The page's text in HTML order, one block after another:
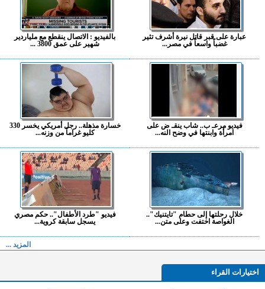
عبارة على قبر قاتل نيرة أشرف تثير
غضباً واسعاً في مصر...
بالفيديو : الاتصال ينقطع مع ملياردير
شهير على عمق 3800 ...
فيديو مرعـ ب.. شاب ينقـ ض على
امرأة وابنتها في وضح النه...
خسارة مذهلة.. رجل أمريكي يخسر 330
كليو غراماً من وزنه...
خلال رحلتها إلى حطام "تايتنيك"..
الغواصة اختفت وعلى متن...
فيديو "طرد الأطفال".. حكم مصري
يسجل سابقة كروية...
المزيد ...
اختيارات القراء